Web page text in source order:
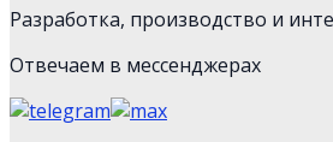
Разработка, производство и
Отвечаем в мессенджерах